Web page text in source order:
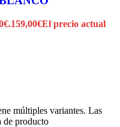
159,00€El precio actual
múltiples variantes. Las
de producto